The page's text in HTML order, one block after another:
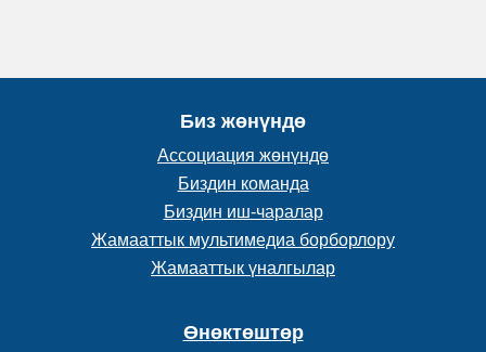
Биз жөнүндө
Ассоциация жөнүндө
Биздин команда
Биздин иш-чаралар
Жамааттык мультимедиа борборлору
Жамааттык үналгылар
Өнөктөштөр